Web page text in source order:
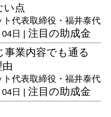
い点
ト代表取締役・福井泰代
日 | 注目の助成金
事業内容でも通る
ト代表取締役・福井泰代
日 | 注目の助成金